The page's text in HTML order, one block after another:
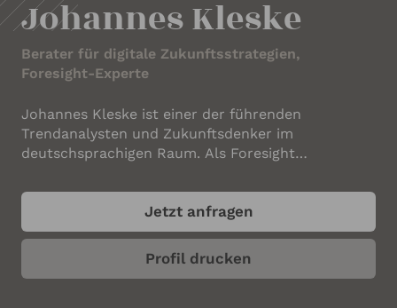
Johannes Kleske
Berater für digitale Zukunftsstrategien,
Foresight-Experte
Johannes Kleske ist einer der führenden
Trendanalysten und Zukunftsdenker im
deutschsprachigen Raum. Als Foresight
Agenturgründer begleitet er seit fast zwei
Jahrzehnten Unternehmen auf dem Weg in die
digitale Zukunft. Sein Spezialgebiet: die
strategische Beobachtung technologischer
Jetzt anfragen
Profil drucken
Ihre Telefonnummer
Ihr Unternehmen